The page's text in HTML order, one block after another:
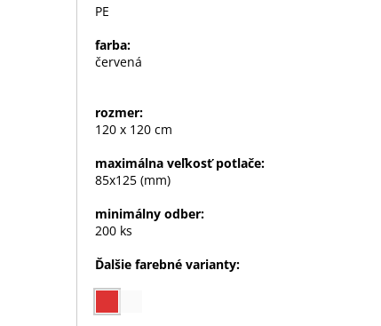
PE
farba:
červená
rozmer:
120 x 120 cm
maximálna veľkosť potlače:
85x125 (mm)
minimálny odber:
200 ks
Ďalšie farebné varianty: